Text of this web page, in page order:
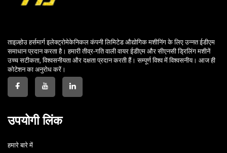
ताइज़्होउ हर्समार्ग इलेक्ट्रोमेकेनिकल कंपनी लिमिटेड औद्योगिक मशीनिंग के लिए उन्नत ईडीएम
समाधान प्रदान करता है। हमारी तीव्र-गति वाली वायर ईडीएम और सीएनसी ड्रिलिंग मशीनें
उच्च सटीकता, विश्वसनीयता और दक्षता प्रदान करती हैं। सम्पूर्ण विश्व में विश्वसनीय। आज ही
कोटेशन का अनुरोध करें।
उपयोगी लिंक
हमारे बारे में